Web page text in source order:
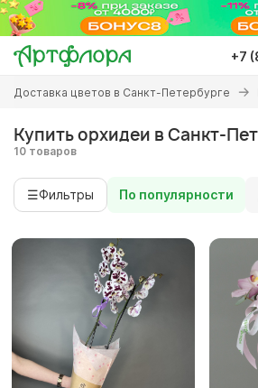
Перейти
основному
содержанию
+7
Вы
здесь
Доставка цветов в Санкт-Петербурге
Купить орхидеи в Санкт-
10 товаров
☰Фильтры По популярности